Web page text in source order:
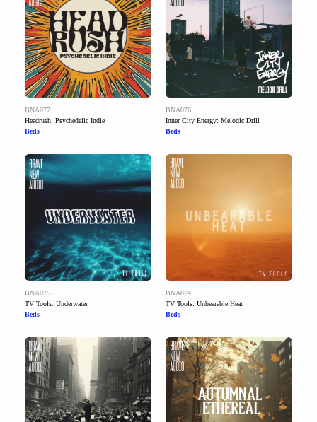
BNA077
Headrush: Psychedelic Indie
Beds
BNA076
Inner City Energy: Melodic Drill
Beds
BNA075
TV Tools: Underwater
Beds
BNA074
TV Tools: Unbearable Heat
Beds